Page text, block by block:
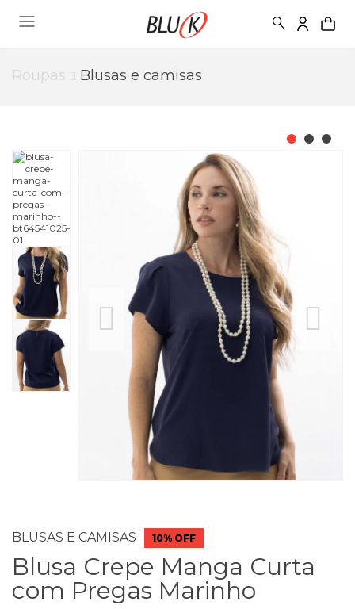
Roupas Blusas e camisas
BLUSAS E CAMISAS 10% OFF
Blusa Crepe Manga Curta
com Pregas Marinho